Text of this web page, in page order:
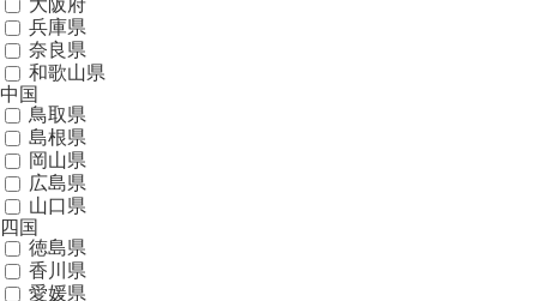
兵庫県
奈良県
和歌山県
中国
鳥取県
島根県
岡山県
広島県
山口県
四国
徳島県
香川県
愛媛県